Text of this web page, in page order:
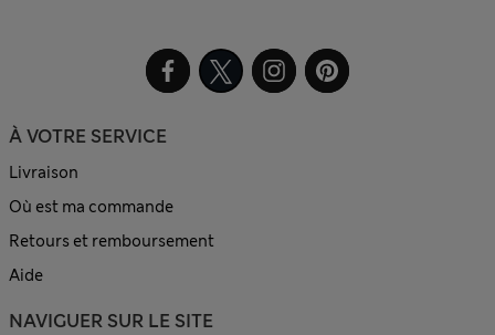
À VOTRE SERVICE
Livraison
Où est ma commande
Retours et remboursement
Aide
NAVIGUER SUR LE SITE